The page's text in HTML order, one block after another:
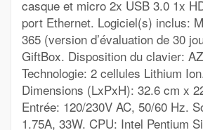
casque et micro 2x USB 3.0 1x
port Ethernet. Logiciel(s) inclus:
365 (version d’évaluation de 30
GiftBox. Disposition du clavier:
Technologie: 2 cellules Lithium
Dimensions (LxPxH): 32.6 cm x
Entrée: 120/230V AC, 50/60 Hz.
1.75A, 33W. CPU: Intel Pentium